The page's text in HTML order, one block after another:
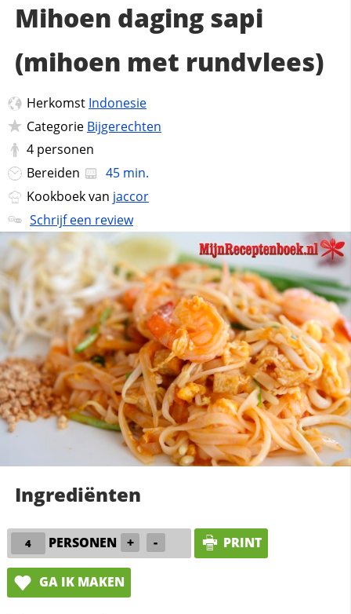
Mihoen daging sapi
(mihoen met rundvlees)
Herkomst Indonesie
Categorie Bijgerechten
4 personen
Bereiden
45 min.
Kookboek van jaccor
Schrijf een review
Ingrediënten
PERSONEN + - PRINT
GA IK MAKEN